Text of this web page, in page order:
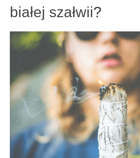
białej szałwii?